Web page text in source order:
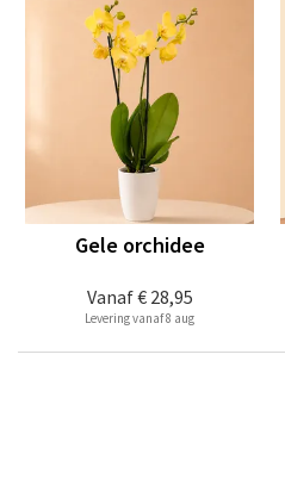
Vanaf€ 28,95
Gele orchidee
Levering vanaf 8 aug